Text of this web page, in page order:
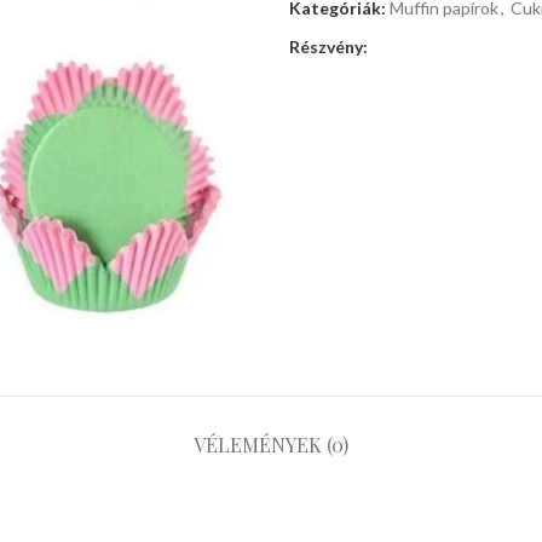
Kategóriák: Muffin papírok,
Részvény:
VÉLEMÉNYEK (0)